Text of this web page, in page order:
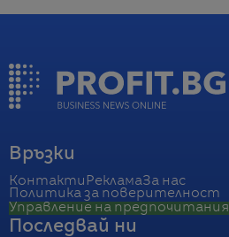
Връзки
Контакти РекламаЗа нас
Политика за поверителност
Управление на предпочитания
Последвай ни